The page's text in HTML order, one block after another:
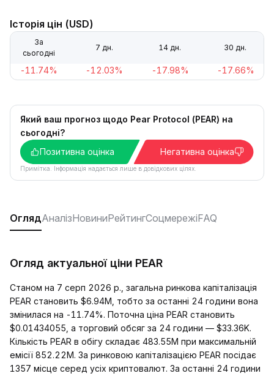
Історія цін (USD)
За
сьогодні
7 дн. 14 дн. 30 дн.
-11.74% -12.03% -17.98% -17.66%
Який ваш прогноз щодо Pear Protocol (PEAR) на
сьогодні?
Позитивна оцінка
Негативна оцінка
Примітка. Інформація надається лише в довідкових цілях.
ОглядАналізНовиниРейтингСоцмережіFAQ
Огляд актуальної ціни PEAR
Станом на 7 серп 2026 р., загальна ринкова капіталізація
PEAR становить $6.94M, тобто за останні 24 години вона
змінилася на -11.74%. Поточна ціна PEAR становить
$0.01434055, а торговий обсяг за 24 години — $33.36K.
Кількість PEAR в обігу складає 483.55M при максимальній
емісії 852.22M. За ринковою капіталізацією PEAR посідає
1357 місце серед усіх криптовалют. За останні 24 години